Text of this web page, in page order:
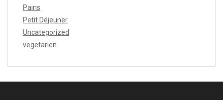
Pains
Petit Déjeuner
Uncategorized
vegetarien